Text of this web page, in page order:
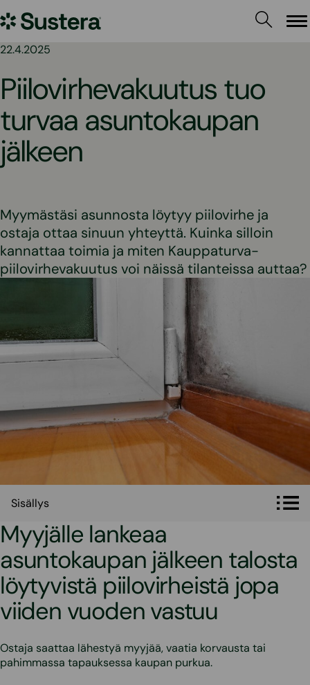
sisältöön
Sustera
22.4.2025
Piilovirhevakuutus tuo
turvaa asuntokaupan
jälkeen
Myymästäsi asunnosta löytyy piilovirhe ja
ostaja ottaa sinuun yhteyttä. Kuinka silloin
kannattaa toimia ja miten Kauppaturva-
piilovirhevakuutus voi näissä tilanteissa auttaa?
Sisällys
Myyjälle lankeaa
asuntokaupan jälkeen talosta
löytyvistä piilovirheistä jopa
viiden vuoden vastuu
Ostaja saattaa lähestyä myyjää, vaatia korvausta tai
pahimmassa tapauksessa kaupan purkua.